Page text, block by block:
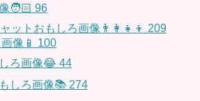
🧑🏻 96
ットおもしろ画像👨‍👩‍👧‍👦 209
像📱 100
ろ画像😂 44
しろ画像📚 274